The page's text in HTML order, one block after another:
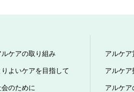
ルケアの取り組み
りよいケアを目指して
のために
アルケア
アルケ
アルケア